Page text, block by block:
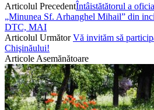
Articolul PrecedentÎntâistătătorul a
„Minunea Sf. Arhanghel Mihail” din
DTC, MAI
Articolul UrmătorVă invităm să
Chişinăului!
Articole Asemănătoare